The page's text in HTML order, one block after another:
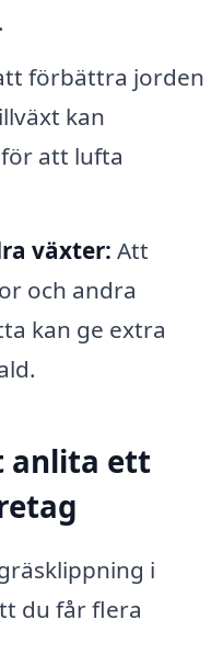
förbättra jorden
kan
att lufta
växter: Att
och andra
kan ge extra
anlita ett
i
du får flera